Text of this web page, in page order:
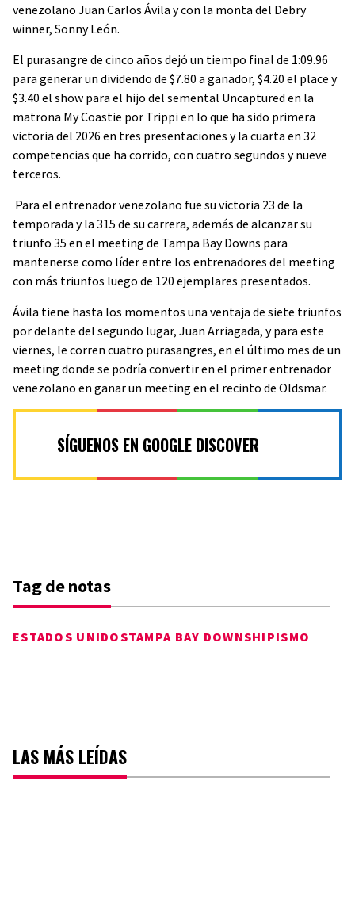
venezolano Juan Carlos Ávila y con la monta del Debry
winner, Sonny León.
El purasangre de cinco años dejó un tiempo final de 1:09.96
para generar un dividendo de $7.80 a ganador, $4.20 el place y
$3.40 el show para el hijo del semental Uncaptured en la
matrona My Coastie por Trippi en lo que ha sido primera
victoria del 2026 en tres presentaciones y la cuarta en 32
competencias que ha corrido, con cuatro segundos y nueve
terceros.
Para el entrenador venezolano fue su victoria 23 de la
temporada y la 315 de su carrera, además de alcanzar su
triunfo 35 en el meeting de Tampa Bay Downs para
mantenerse como líder entre los entrenadores del meeting
con más triunfos luego de 120 ejemplares presentados.
Ávila tiene hasta los momentos una ventaja de siete triunfos
por delante del segundo lugar, Juan Arriagada, y para este
viernes, le corren cuatro purasangres, en el último mes de un
meeting donde se podría convertir en el primer entrenador
venezolano en ganar un meeting en el recinto de Oldsmar.
SÍGUENOS EN GOOGLE DISCOVER
Tag de notas
ESTADOS UNIDOSTAMPA BAY DOWNSHIPISMO
LAS MÁS LEÍDAS